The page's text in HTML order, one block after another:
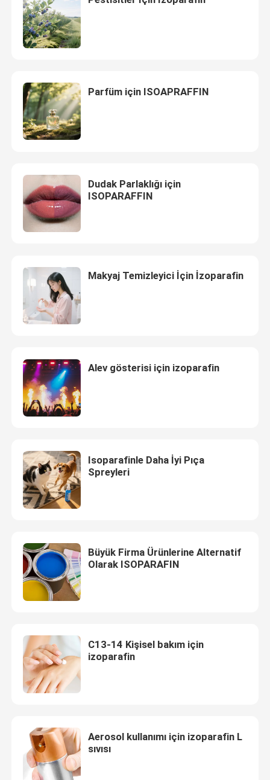
Ürünler
HAKKIMIZDA
Fabrika turu
Bize Ulaşın
Vakalar
İzoparafin Sıvısı
İzopar L Sıvısı
Isopar M Sıvısı
Hidrokarbon Çözücü
C13 14 izoparafin
İzopar H Sıvısı
İzopar G Sıvısı
Parfüm için ISOAPRAFFIN
Dudak Parlaklığı için
ISOPARAFFIN
Makyaj Temizleyici İçin İzoparafin
Alev gösterisi için izoparafin
Isoparafinle Daha İyi Pıça
Spreyleri
Büyük Firma Ürünlerine Alternatif
Olarak ISOPARAFIN
C13-14 Kişisel bakım için
izoparafin
Aerosol kullanımı için izoparafin L
sıvısı